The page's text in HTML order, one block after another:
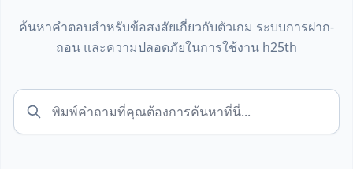
ค้นหาคำตอบสำหรับข้อสงสัยเกี่ยวกับตัวเกม ระบบการฝาก-
ถอน และความปลอดภัยในการใช้งาน h25th